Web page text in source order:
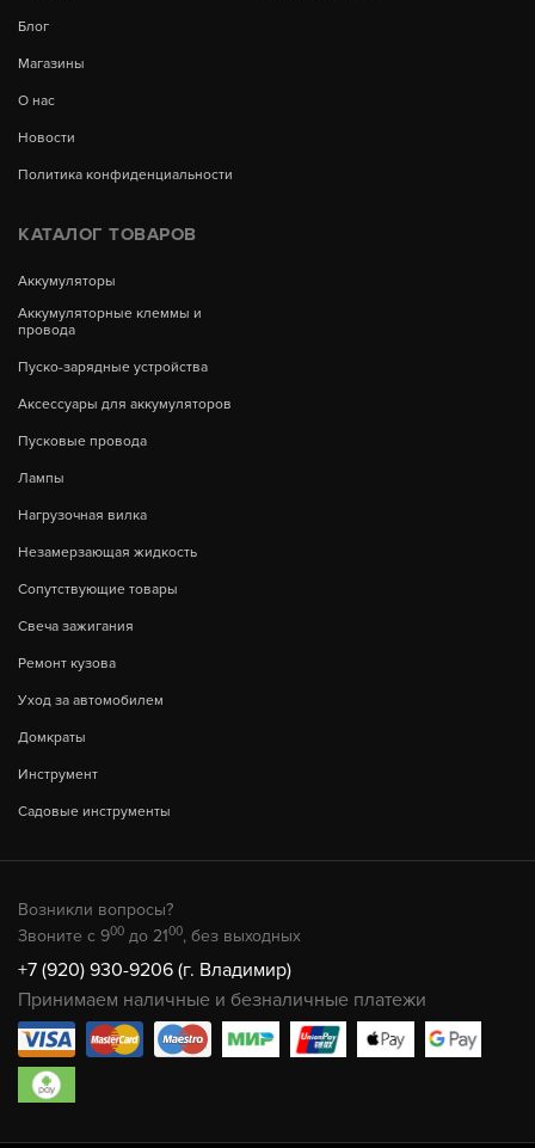
Блог
Магазины
О нас
Новости
Политика конфиденциальности
КАТАЛОГ ТОВАРОВ
Аккумуляторы
Аккумуляторные клеммы и
провода
Пуско-зарядные устройства
Аксессуары для аккумуляторов
Пусковые провода
Лампы
Нагрузочная вилка
Незамерзающая жидкость
Сопутствующие товары
Свеча зажигания
Ремонт кузова
Уход за автомобилем
Домкраты
Инструмент
Садовые инструменты
Возникли вопросы?
Звоните с 900 до 2100, без выходных
+7 (920) 930-9206 (г. Владимир)
Принимаем наличные и безналичные платежи